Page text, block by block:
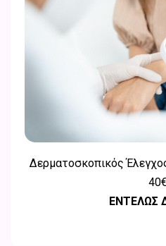
Δερματοσκοπικός
40€
ΕΝΤΕΛΩΣ